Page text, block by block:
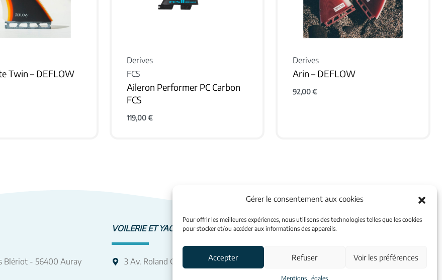
Gérer le consentement aux cookies
Pour offrir les meilleures expériences, nous utilisons des technologies telles que les cookies
pour stocker et/ou accéder aux informations des appareils.
Accepter Refuser Voir les préférences
Mentions Légales
Twin – DEFLOW
Derives
FCS
Aileron Performer PC Carbon
FCS
119,00€
Derives
Arin – DEFLOW
92,00€
Blériot - 56400 Auray
VOILERIE ET YACHTING
3 Av. Roland Garros - 56400 Auray
INFORMATIONS
Contacts